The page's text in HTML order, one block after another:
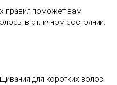
правил поможет вам
в отличном состоянии.
для коротких волос